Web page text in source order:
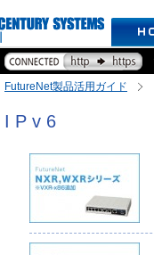
FutureNet製品活用ガイド
IPv6